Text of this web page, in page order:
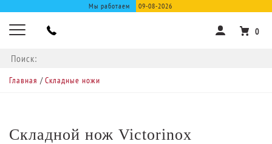
Мы работаем 09-08-2026
0
Главная /Складные ножи
Складной нож Victorinox